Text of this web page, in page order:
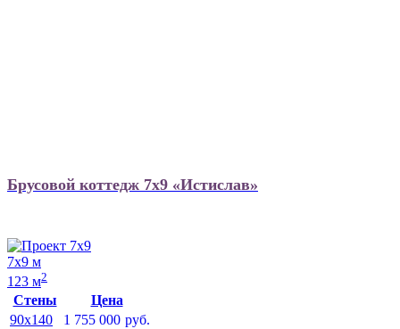
Брусовой коттедж 7х9 «Истислав»
7х9 м
123 м2
Стены
Цена
90x140
1 755 000 руб.